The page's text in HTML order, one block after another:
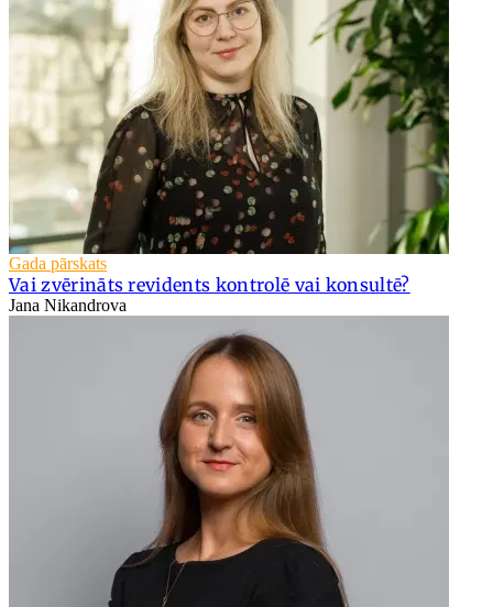
Gada pārskats
Vai zvērināts revidents kontrolē vai konsultē?
Jana Nikandrova